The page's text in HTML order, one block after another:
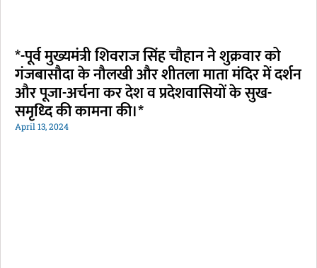
*-पूर्व मुख्यमंत्री शिवराज सिंह चौहान ने शुक्रवार को
गंजबासौदा के नौलखी और शीतला माता मंदिर में दर्शन
और पूजा-अर्चना कर देश व प्रदेशवासियों के सुख-
समृध्दि की कामना की।*
April 13, 2024